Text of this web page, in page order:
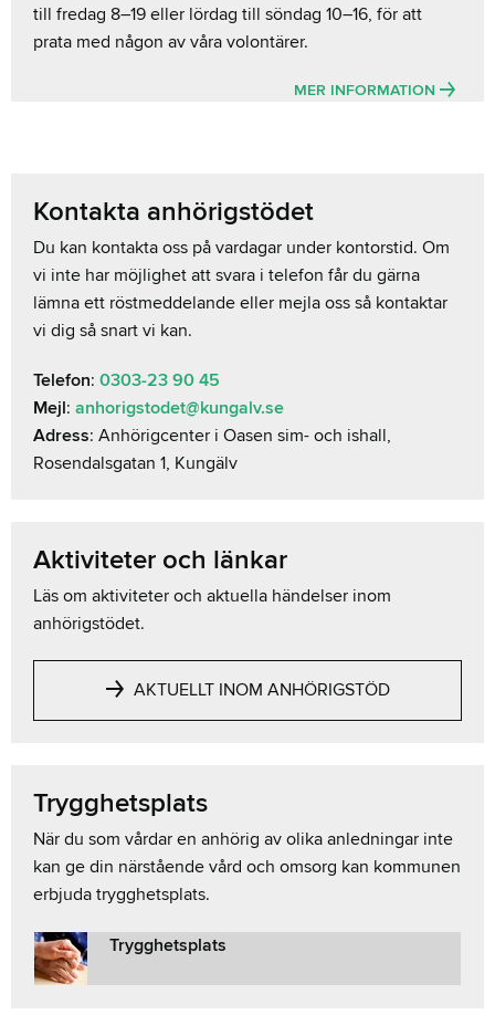
till fredag 8–19 eller lördag till söndag 10–16, för att
prata med någon av våra volontärer.
MER INFORMATION
Kontakta anhörigstödet
Du kan kontakta oss på vardagar under kontorstid. Om
vi inte har möjlighet att svara i telefon får du gärna
lämna ett röstmeddelande eller mejla oss så kontaktar
vi dig så snart vi kan.
Telefon: 0303-23 90 45
Mejl: anhorigstodet@kungalv.se
Adress: Anhörigcenter i Oasen sim- och ishall,
Rosendalsgatan 1, Kungälv
Aktiviteter och länkar
Läs om aktiviteter och aktuella händelser inom
anhörigstödet.
AKTUELLT INOM ANHÖRIGSTÖD
Trygghetsplats
När du som vårdar en anhörig av olika anledningar inte
kan ge din närstående vård och omsorg kan kommunen
erbjuda trygghetsplats.
Trygghetsplats